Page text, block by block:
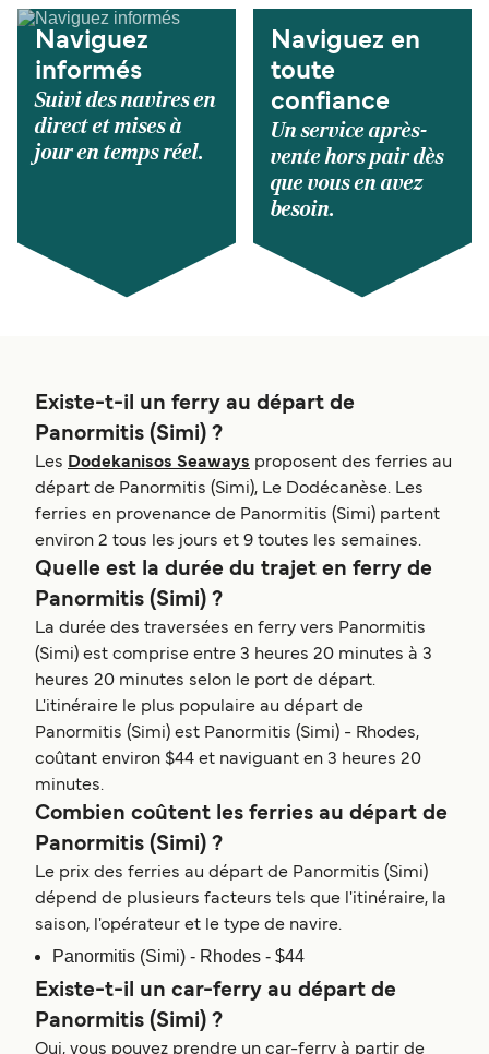
Naviguez
informés
Suivi des navires en
direct et mises à
jour en temps réel.
Naviguez en
toute
confiance
Un service après-
vente hors pair dès
que vous en avez
besoin.
Existe-t-il un ferry au départ de
Panormitis (Simi) ?
Les Dodekanisos Seaways proposent des ferries au
départ de Panormitis (Simi), Le Dodécanèse. Les
ferries en provenance de Panormitis (Simi) partent
environ 2 tous les jours et 9 toutes les semaines.
Quelle est la durée du trajet en ferry de
Panormitis (Simi) ?
La durée des traversées en ferry vers Panormitis
(Simi) est comprise entre 3 heures 20 minutes à 3
heures 20 minutes selon le port de départ.
L'itinéraire le plus populaire au départ de
Panormitis (Simi) est Panormitis (Simi) - Rhodes,
coûtant environ $44 et naviguant en 3 heures 20
minutes.
Combien coûtent les ferries au départ de
Panormitis (Simi) ?
Le prix des ferries au départ de Panormitis (Simi)
dépend de plusieurs facteurs tels que l'itinéraire, la
saison, l'opérateur et le type de navire.
Panormitis (Simi) - Rhodes - $44
Existe-t-il un car-ferry au départ de
Panormitis (Simi) ?
Oui, vous pouvez prendre un car-ferry à partir de